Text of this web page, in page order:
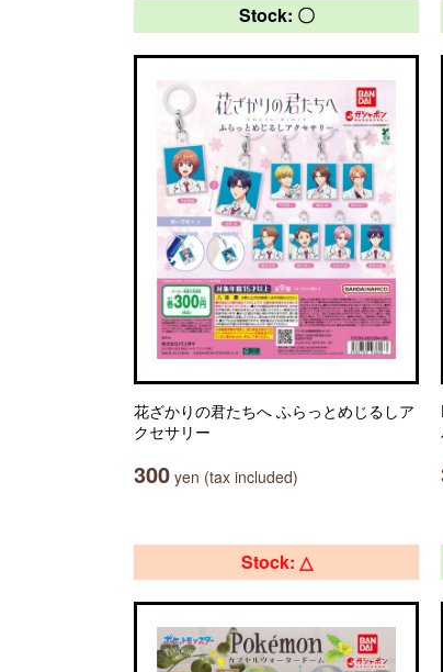
Stock: 〇
花ざかりの君たちへ ふらっとめじるしア
クセサリー
300 yen (tax included)
Stock: △